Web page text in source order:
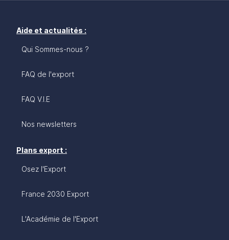
Aide et actualités :
Qui Sommes-nous ?
FAQ de l'export
FAQ V.I.E
Nos newsletters
Plans export :
Osez l'Export
France 2030 Export
L'Académie de l'Export